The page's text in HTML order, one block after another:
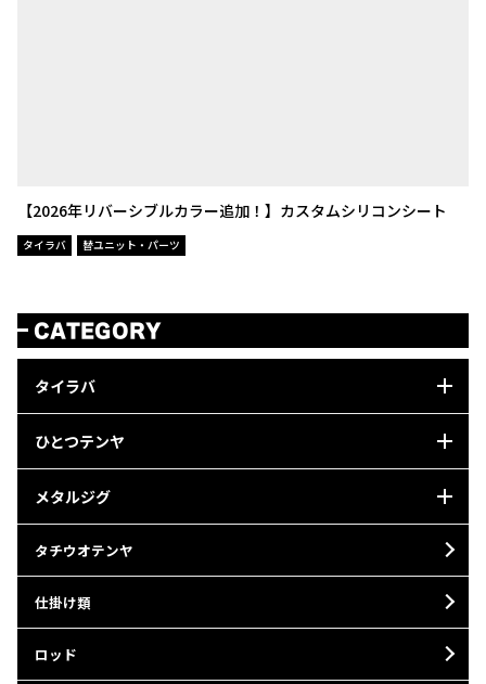
CATEGORY
タイラバ
ひとつテンヤ
メタルジグ
タチウオテンヤ
仕掛け類
ロッド
【2026年リバーシブルカラー追加！】カスタムシリコンシート
タイラバ 替ユニット・パーツ